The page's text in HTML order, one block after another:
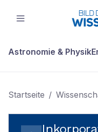
Astronomie & Physik
Startseite /